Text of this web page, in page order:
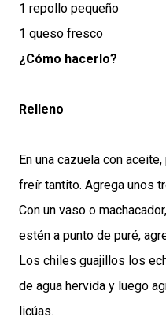
1 repollo pequeño
1 queso fresco
¿Cómo hacerlo?
Relleno
En una cazuela con
freír tantito. Agrega unos
Con un vaso o
estén a punto de puré,
Los chiles guajillos los
de agua hervida y luego
licúas.